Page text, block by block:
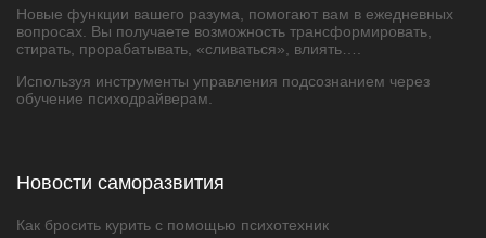
Новые функции вашего разума, помогают вам в ежедневных
вопросах. Вы получаете возможность трансформировать,
стирать, прорабатывать, «сливаться», влиять….
Используя инструменты управления подсознанием через
обучение психодрайверам.
Новости саморазвития
Как бросить курить с помощью психотехник